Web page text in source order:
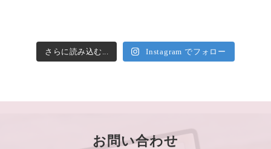
さらに読み込む... Instagram でフォロー
お問い合わせ